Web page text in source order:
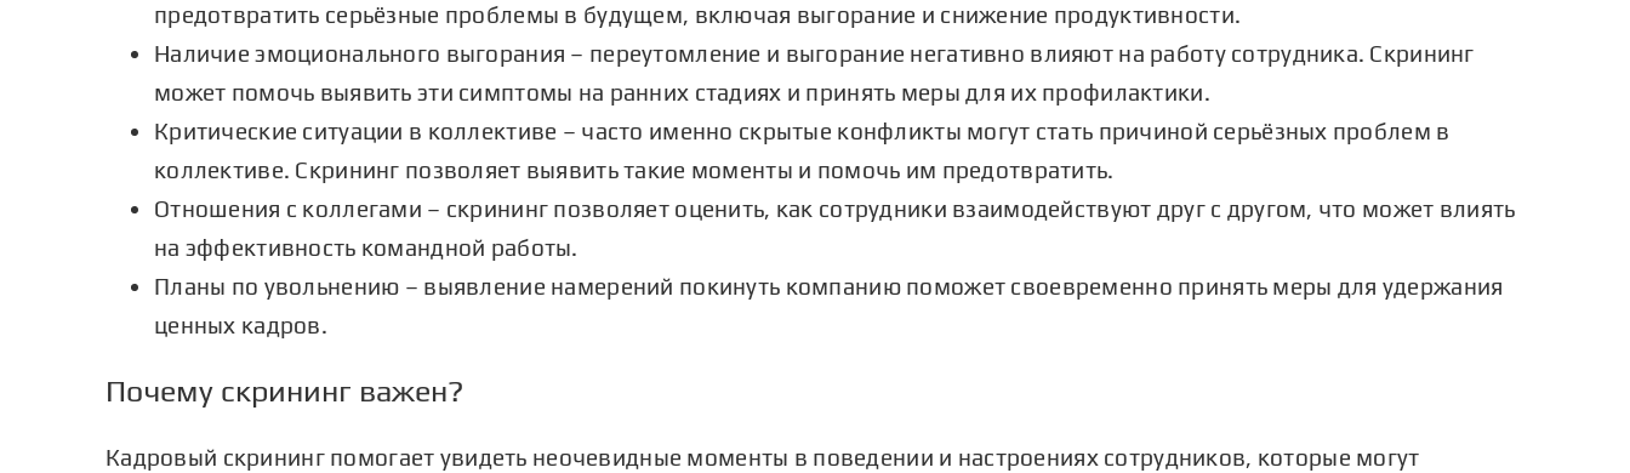
предотвратить серьёзные проблемы в будущем, включая выгорание и снижение продуктивности.
Наличие эмоционального выгорания – переутомление и выгорание негативно влияют на работу сотрудника. Скрининг
может помочь выявить эти симптомы на ранних стадиях и принять меры для их профилактики.
Критические ситуации в коллективе – часто именно скрытые конфликты могут стать причиной серьёзных проблем в
коллективе. Скрининг позволяет выявить такие моменты и помочь им предотвратить.
Отношения с коллегами – скрининг позволяет оценить, как сотрудники взаимодействуют друг с другом, что может влиять
на эффективность командной работы.
Планы по увольнению – выявление намерений покинуть компанию поможет своевременно принять меры для удержания
ценных кадров.
Почему скрининг важен?
Кадровый скринингпомогает увидеть неочевидные моменты в поведении и настроениях сотрудников, которые могут